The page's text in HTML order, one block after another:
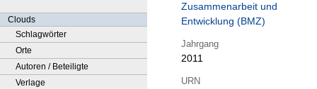
Clouds
Schlagwörter
Orte
Autoren / Beteiligte
Verlage
Zusammenarbeit und
Entwicklung (BMZ)
Jahrgang
2011
URN